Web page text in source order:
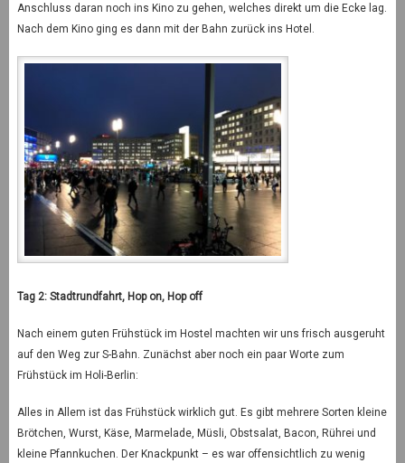
Anschluss daran noch ins Kino zu gehen, welches direkt um die Ecke lag.
Nach dem Kino ging es dann mit der Bahn zurück ins Hotel.
Tag 2: Stadtrundfahrt, Hop on, Hop off
Nach einem guten Frühstück im Hostel machten wir uns frisch ausgeruht
auf den Weg zur S-Bahn. Zunächst aber noch ein paar Worte zum
Frühstück im Holi-Berlin:
Alles in Allem ist das Frühstück wirklich gut. Es gibt mehrere Sorten kleine
Brötchen, Wurst, Käse, Marmelade, Müsli, Obstsalat, Bacon, Rührei und
kleine Pfannkuchen. Der Knackpunkt – es war offensichtlich zu wenig